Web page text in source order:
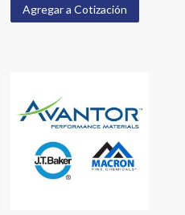
Agregar a Cotización